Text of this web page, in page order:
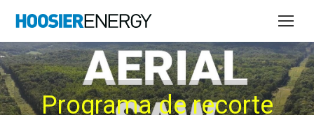
Programa de recorte